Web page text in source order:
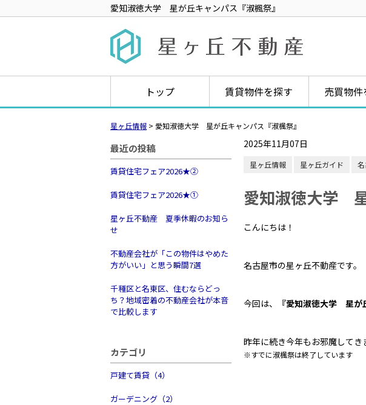
愛知淑徳大学 星が丘キャンパス『淑楓祭』
トップ 賃貸物件を探す 売買物件
星ヶ丘情報 > 愛知淑徳大学 星が丘キャンパス『淑楓祭』
最近の投稿
賃貸住宅フェア2026★➁
賃貸住宅フェア2026★①
星ヶ丘不動産 夏季休暇のお知ら
せ
不動産会社が「この物件はやめた
方がいい」と思う瞬間7選
千種区と名東区、住むならどっ
ち？地域密着の不動産会社が本音
で比較します
カテゴリ
戸建て賃貸（4）
ガーデニング（2）
2025年11月07日
星ヶ丘情報 星ヶ丘ガイド
愛知淑徳大学
こんにちは！
名古屋市の星ヶ丘不動産です。
今回は、 『愛知淑徳大学 星が
昨年に続き今年もお邪魔して
※すでに淑楓祭は終了しています